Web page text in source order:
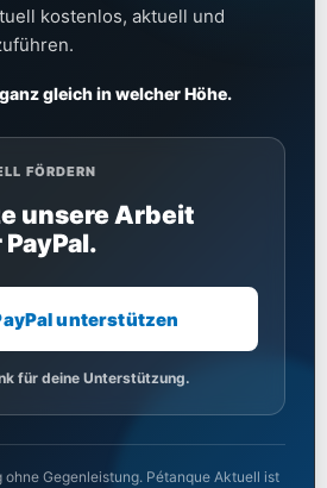
kostenlos, aktuell und
gleich in welcher Höhe.
FÖRDERN
unsere Arbeit
unterstützen
für deine Unterstützung.
Gegenleistung. Pétanque Aktuell ist